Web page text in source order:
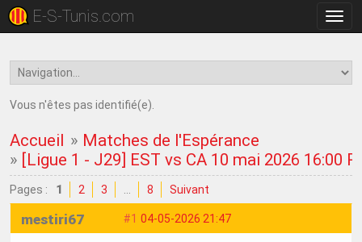
la
E-S-Tunis.com
Vous n'êtes pas identifié(e).
Accueil » Matches de l'Espérance
» [Ligue 1 - J29] EST vs CA 10 mai 2026 16:00
Pages : 1 2 3 8 Suivant
#1 04-05-2026 21:47
mestiri67